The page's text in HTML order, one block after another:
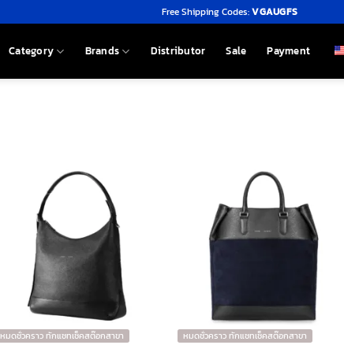
Free Shipping Codes:VGAUGFS
Category Brands Distributor Sale Payment
หมดชั่วคราว ทักแชทเช็คสต๊อกสาขา หมดชั่วคราว ทักแชทเช็คสต๊อกสาขา